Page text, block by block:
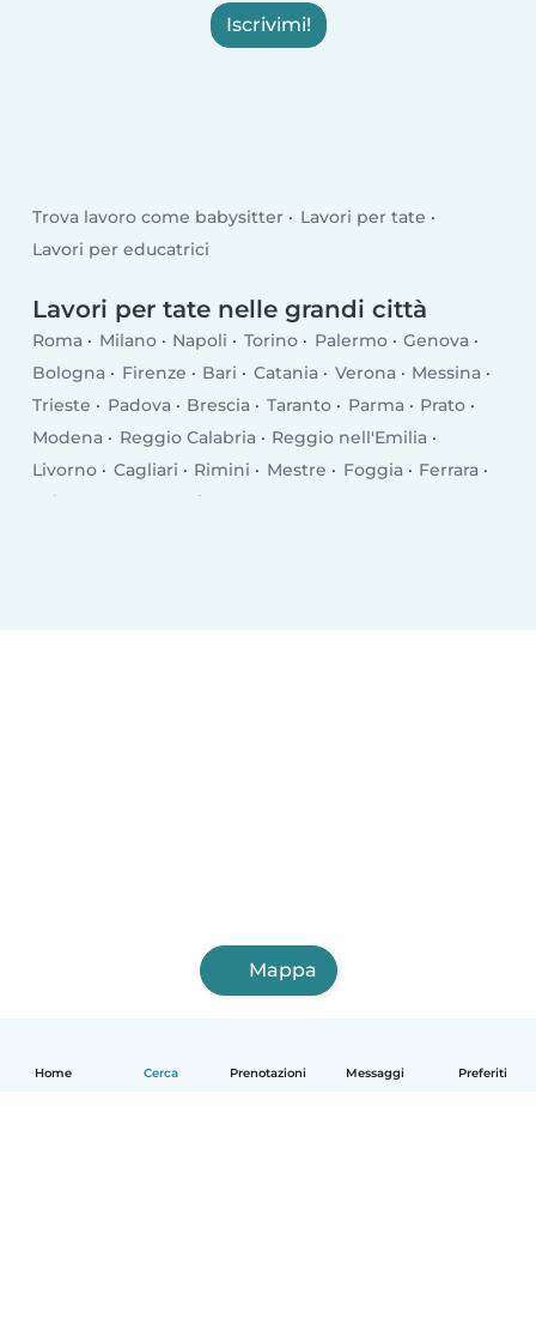
Home Cerca Prenotazioni Messaggi Preferiti
Iscrivimi!
Trova lavoro come babysitter
Lavori per tate
Lavori per educatrici
Lavori per tate nelle grandi città
Roma Milano Napoli Torino Palermo
Genova
Bologna
Firenze Bari Catania Verona
Messina
Trieste
Padova Brescia Taranto Parma
Prato
Modena
Reggio Calabria
Reggio nell'Emilia
Livorno
Cagliari Rimini Mestre Foggia
Ferrara
Salerno
Siracusa
Mappa